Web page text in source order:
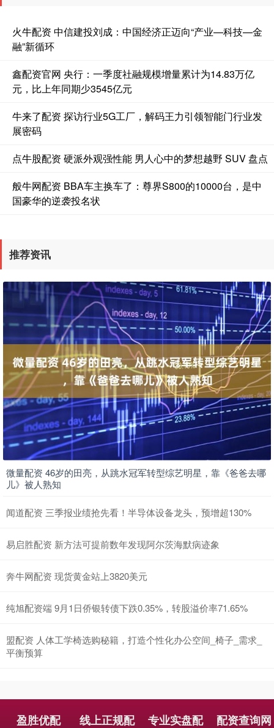
火牛配资 中信建投刘成：中国经济正迈向“产业—科技—金
融”新循环
鑫配资官网 央行：一季度社融规模增量累计为14.83万亿
元，比上年同期少3545亿元
牛来了配资 探访行业5G工厂，解码王力引领智能门行业发
展密码
点牛股配资 硬派外观强性能 男人心中的梦想越野 SUV 盘点
般牛网配资 BBA车主换车了：尊界S800的10000台，是中
国豪华的逆袭投名状
推荐资讯
微量配资 46岁的田亮，从跳水冠军转型综艺明星，靠《爸爸去哪
儿》被人熟知
闻道配资 三季报业绩抢先看！半导体设备龙头，预增超130%
易启胜配资 新方法可提前数年发现阿尔茨海默病迹象
奔牛网配资 现货黄金站上3820美元
纯旭配资端 9月1日侨银转债下跌0.35%，转股溢价率71.65%
盟配资 人体工学椅选购秘籍，打造个性化办公空间_椅子_需求_
平衡预算
盈胜优配 线上正规配 专业实盘配 配资查询网